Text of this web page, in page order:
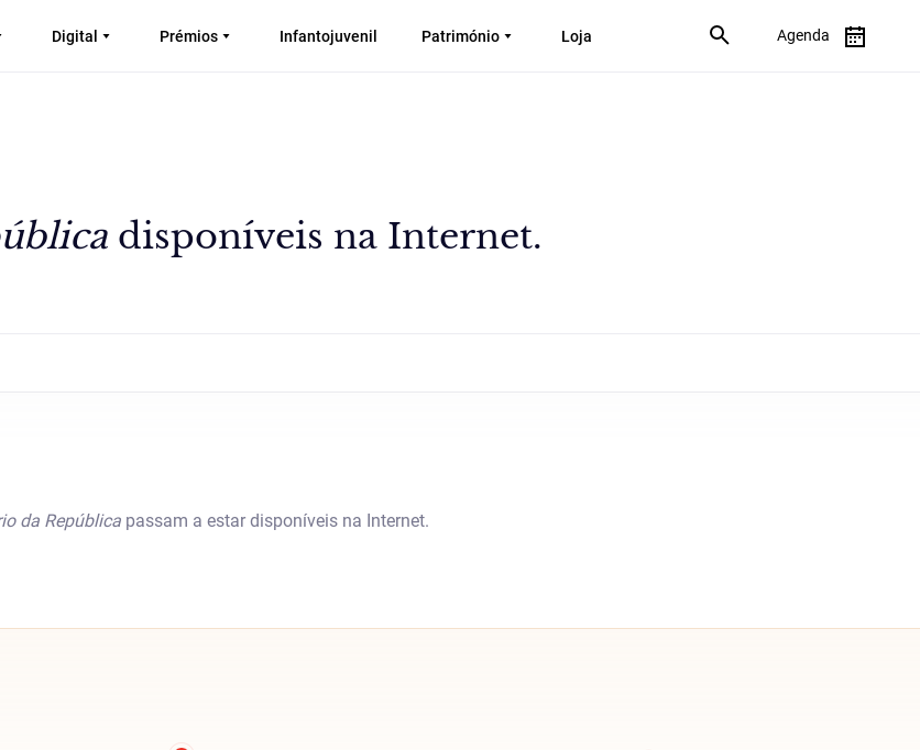
Digital Prémios Infantojuvenil Património Loja Agenda
disponíveis na Internet.
da Repúblicapassam a estar disponíveis na Internet.